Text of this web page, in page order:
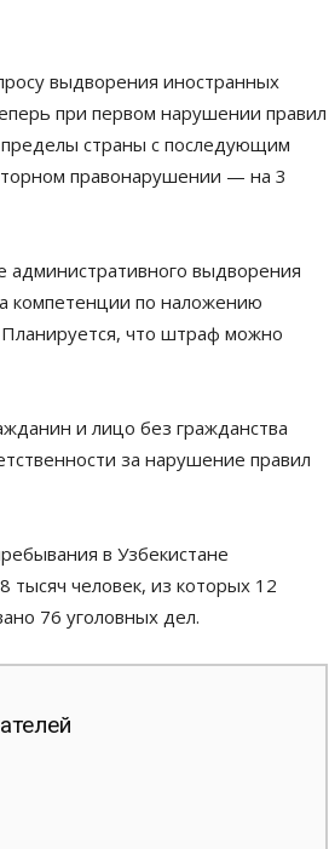
выдворения иностранных
при первом нарушении правил
страны с последующим
правонарушении — на 3
административного выдворения
компетенции по наложению
что штраф можно
и лицо без гражданства
за нарушение правил
в Узбекистане
тысяч человек, из которых 12
76 уголовных дел.